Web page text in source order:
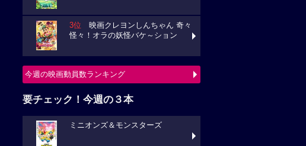
3位 映画クレヨンしんちゃん 奇々
怪々！オラの妖怪バケ～ション
今週の映画動員数ランキング
要チェック！今週の３本
ミニオンズ＆モンスターズ